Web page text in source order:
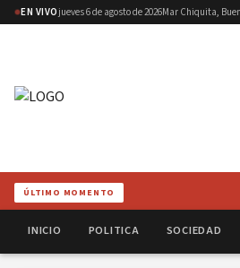
EN VIVO jueves 6 de agosto de 2026Mar Chiquita,
ÚLTIMO MOMENTO
INICIO POLITICA SOCIEDAD